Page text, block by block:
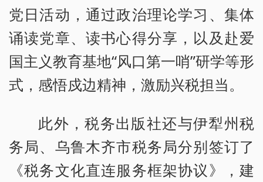
党日活动，通过政治理论学习、集体
诵读党章、读书心得分享，以及赴爱
国主义教育基地“风口第一哨”研学等形
式，感悟戍边精神，激励兴税担当。
此外，税务出版社还与伊犁州税
务局、乌鲁木齐市税务局分别签订了
《税务文化直连服务框架协议》，建